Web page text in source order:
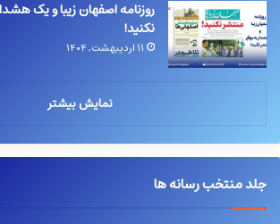
روزنامه اصفهان زیبا و یک
نکنید!
۱۱ اردیبهشت, ۱۴۰۴
نمایش بیشتر
جلد منتخب رسانه ها